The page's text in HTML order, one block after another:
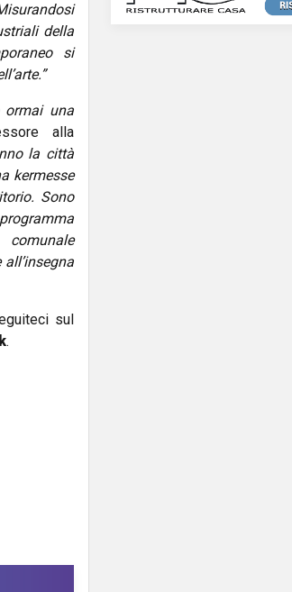
della
si
ormai una
alla
la città
kermesse
Sono
sul
.